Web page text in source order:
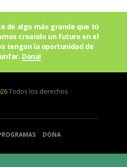
de algo más grande que tú
creando un futuro en el
tengan la oportunidad de
Dona!
Todos los derechos
DONA